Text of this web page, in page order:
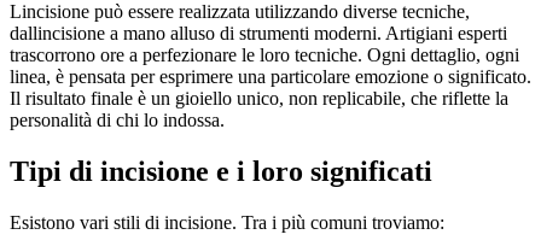
Lincisione può essere realizzata utilizzando diverse tecniche,
dallincisione a mano alluso di strumenti moderni. Artigiani esperti
trascorrono ore a perfezionare le loro tecniche. Ogni dettaglio, ogni
linea, è pensata per esprimere una particolare emozione o significato.
Il risultato finale è un gioiello unico, non replicabile, che riflette la
personalità di chi lo indossa.
Tipi di incisione e i loro significati
Esistono vari stili di incisione. Tra i più comuni troviamo: